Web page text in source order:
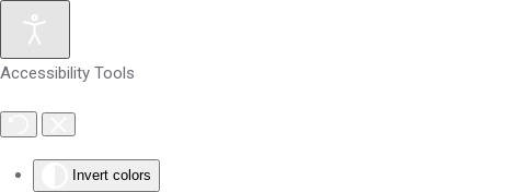
Accessibility Tools
Invert colors
Skip to main content